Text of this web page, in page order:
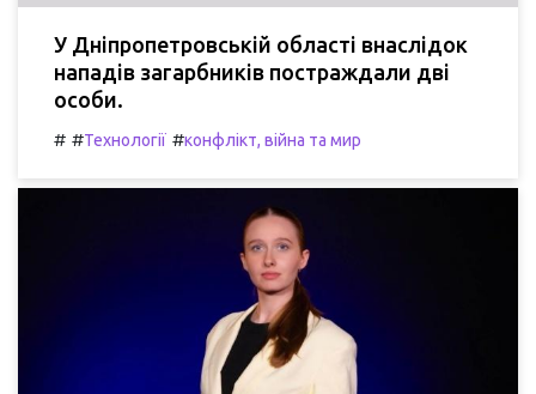
У Дніпропетровській області внаслідок
нападів загарбників постраждали дві
особи.
# #Технології #конфлікт, війна та мир